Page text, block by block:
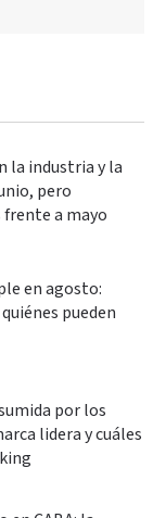
la industria y la
pero
a mayo
en agosto:
pueden
por los
lidera y cuáles